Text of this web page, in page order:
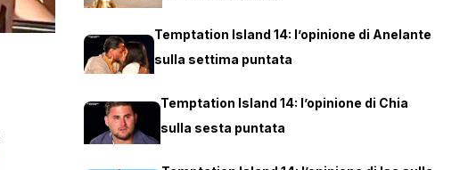
Temptation Island 14: l’opinione di Anelante
sulla settima puntata
Temptation Island 14: l’opinione di Chia
sulla sesta puntata